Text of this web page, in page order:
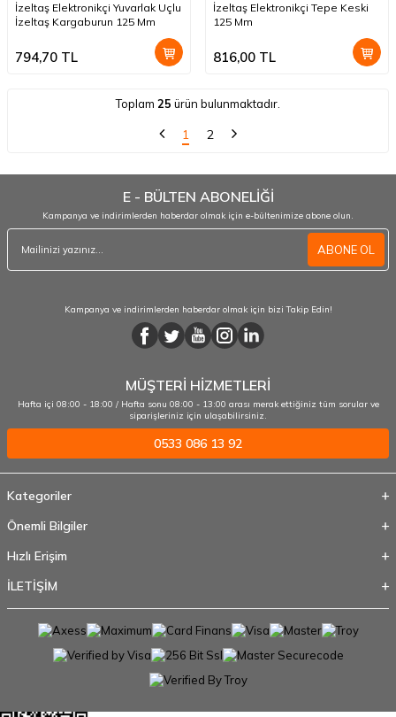
İzeltaş Elektronikçi Yuvarlak Uçlu
İzeltaş Kargaburun 125 Mm
794,70 TL
İzeltaş Elektronikçi Tepe Keski
125 Mm
816,00 TL
Toplam 25 ürün bulunmaktadır.
1 2
E - BÜLTEN ABONELİĞİ
Kampanya ve indirimlerden haberdar olmak için e-bültenimize abone olun.
ABONE OL
Kampanya ve indirimlerden haberdar olmak için bizi Takip Edin!
MÜŞTERİ HİZMETLERİ
Hafta içi 08:00 - 18:00 / Hafta sonu 08:00 - 13:00 arası merak ettiğiniz tüm sorular ve
siparişleriniz için ulaşabilirsiniz.
0533 086 13 92
Kategoriler
Önemli Bilgiler
Hızlı Erişim
İLETİŞİM